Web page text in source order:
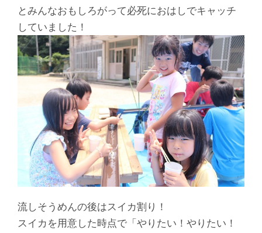
とみんなおもしろがって必死におはしでキャッチ
していました！
流しそうめんの後はスイカ割り！
スイカを用意した時点で「やりたい！やりたい！